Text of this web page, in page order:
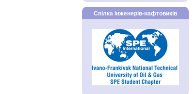
Спілка інженерів-нафтовиків